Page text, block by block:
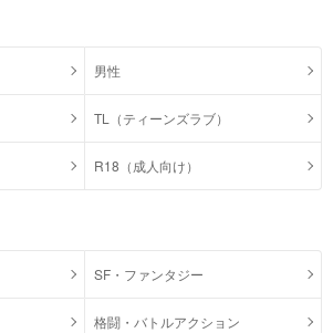
男性
TL（ティーンズラブ）
R18（成人向け）
SF・ファンタジー
格闘・バトルアクション